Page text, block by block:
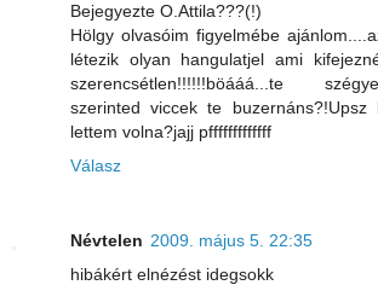
Bejegyezte O.Attila???(!)
Hölgy olvasóim figyelmébe
létezik olyan hangulatjel ami
szerencsétlen!!!!!!böááá...te
szerinted viccek te buzernáns?!Upsz
lettem volna?jajj pfffffffffffff
Válasz
Névtelen 2009. május 5. 22:35
hibákért elnézést idegsokk